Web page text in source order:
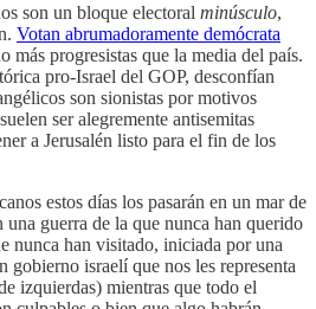
son un bloque electoral minúsculo,
Votan abrumadoramente demócrata
más progresistas que la media del país.
pro-Israel del GOP, desconfían
son sionistas por motivos
ser alegremente antisemitas
a Jerusalén listo para el fin de los
estos días los pasarán en un mar de
guerra de la que nunca han querido
nunca han visitado, iniciada por una
gobierno israelí que nos les representa
izquierdas) mientras que todo el